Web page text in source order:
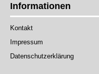
Informationen
Kontakt
Impressum
Datenschutzerklärung